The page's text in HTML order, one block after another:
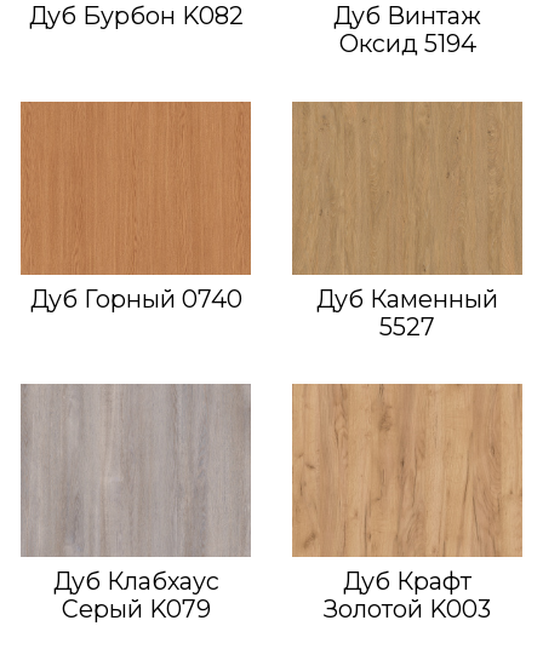
Дуб Бурбон K082
Дуб Винтаж
Оксид 5194
Дуб Горный 0740
Дуб Каменный
5527
Дуб Клабхаус
Серый K079
Дуб Крафт
Золотой K003